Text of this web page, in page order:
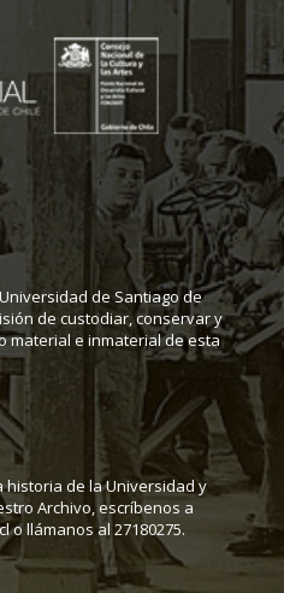
de Santiago de
de custodiar, conservar y
material e inmaterial de esta
historia de la Universidad y
Archivo, escríbenos a
o llámanos al 27180275.